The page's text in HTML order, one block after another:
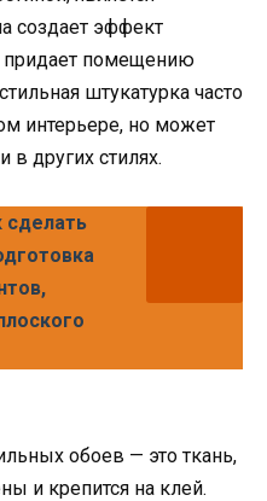
создает эффект
придает помещению
штукатурка часто
интерьере, но может
в других стилях.
сделать
обоев — это ткань,
и крепится на клей.